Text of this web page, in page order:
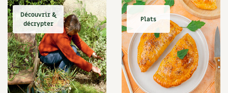
Mare
Marie Chioca
Marmite
Massage
Matériaux
Maux
Méditerranéen
Découvrir &
décrypter
Plats